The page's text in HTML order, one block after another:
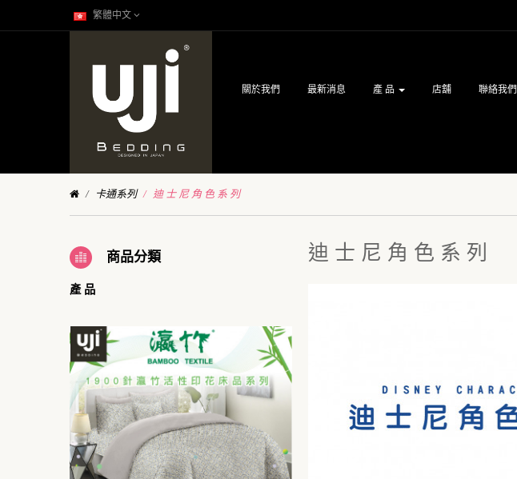
繁體中文
關於我們 最新消息 產 品 店舖 聯絡我們
卡通系列 迪 士 尼 角 色 系 列
商品分類
產 品
迪 士 尼 角 色 系 列